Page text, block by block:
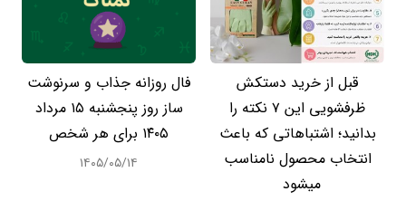
قبل از خرید دستکش
ظرفشویی این ۷ نکته را
بدانید؛ اشتباهاتی که باعث
انتخاب محصول نامناسب
میشود
فال روزانه جذاب و سرنوشت
ساز روز پنجشنبه ۱۵ مرداد
۱۴۰۵ برای هر شخص
۱۴۰۵/۰۵/۱۴